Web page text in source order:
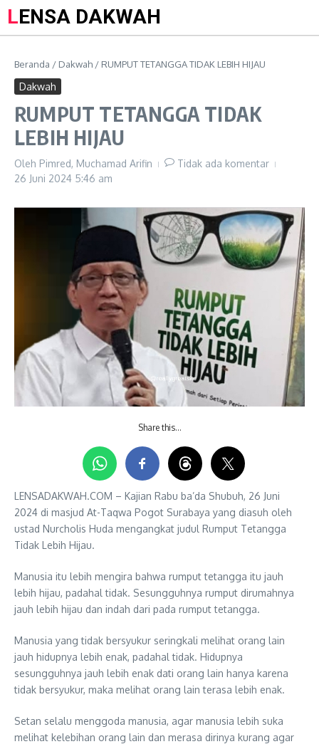
LENSA DAKWAH
Beranda / Dakwah / RUMPUT TETANGGA TIDAK LEBIH HIJAU
Dakwah
RUMPUT TETANGGA TIDAK
LEBIH HIJAU
Oleh Pimred, Muchamad Arifin
Tidak ada komentar
26 Juni 2024 5:46 am
Share this…
LENSADAKWAH.COM – Kajian Rabu ba’da Shubuh, 26 Juni
2024 di masjud At-Taqwa Pogot Surabaya yang diasuh oleh
ustad Nurcholis Huda mengangkat judul Rumput Tetangga
Tidak Lebih Hijau.
Manusia itu lebih mengira bahwa rumput tetangga itu jauh
lebih hijau, padahal tidak. Sesungguhnya rumput dirumahnya
jauh lebih hijau dan indah dari pada rumput tetangga.
Manusia yang tidak bersyukur seringkali melihat orang lain
jauh hidupnya lebih enak, padahal tidak. Hidupnya
sesungguhnya jauh lebih enak dati orang lain hanya karena
tidak bersyukur, maka melihat orang lain terasa lebih enak.
Setan selalu menggoda manusia, agar manusia lebih suka
melihat kelebihan orang lain dan merasa dirinya kurang agar